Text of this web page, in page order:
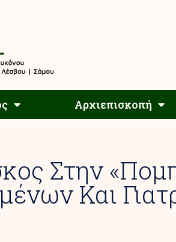
Αρχιεπισκοπή
Στην
Και